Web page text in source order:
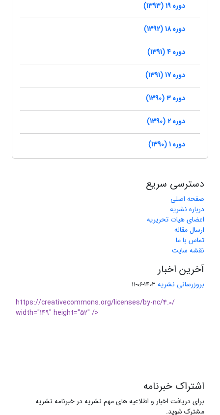
دوره 19 (1393)
دوره 18 (1392)
دوره 4 (1391)
دوره 17 (1391)
دوره 3 (1390)
دوره 2 (1390)
دوره 1 (1390)
دسترسی سریع
صفحه اصلی
درباره نشریه
اعضای هیات تحریریه
ارسال مقاله
تماس با ما
نقشه سایت
آخرین اخبار
بروزرسانی نشریه 1403-06-11
https://creativecommons.org/licenses/by-nc/4.0/
width="149" height="52" />
اشتراک خبرنامه
برای دریافت اخبار و اطلاعیه های مهم نشریه در خبرنامه نشریه
مشترک شوید.